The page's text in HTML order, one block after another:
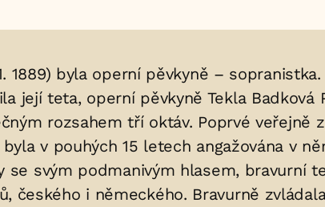
1889) byla operní pěvkyně –
její teta, operní pěvkyně Tekla
rozsahem tří oktáv. Poprvé veřejně
v pouhých 15 letech angažována v
svým podmanivým hlasem, bravurní
českého i německého. Bravurně